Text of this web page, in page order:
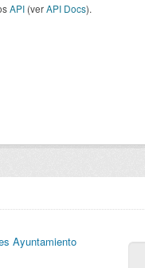
API (verAPI Docs).
Ayuntamiento